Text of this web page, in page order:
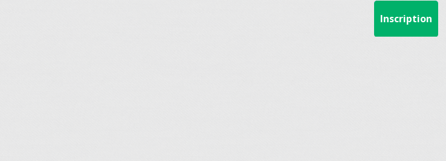
Inscription